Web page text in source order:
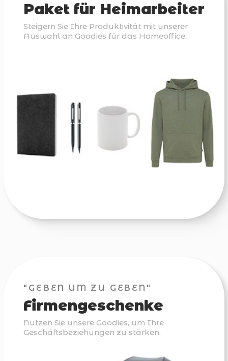
Paket für Heimarbeiter
Steigern Sie Ihre Produktivität mit unserer
Auswahl an Goodies für das Homeoffice.
"GEBEN UM ZU GEBEN"
Firmengeschenke
Nutzen Sie unsere Goodies, um Ihre
Geschäftsbeziehungen zu stärken.